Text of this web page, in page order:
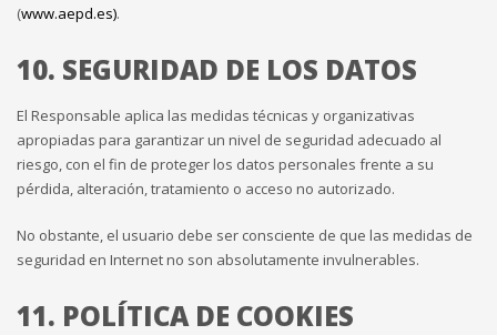
(www.aepd.es).
10. SEGURIDAD DE LOS DATOS
El Responsable aplica las medidas técnicas y organizativas
apropiadas para garantizar un nivel de seguridad adecuado al
riesgo, con el fin de proteger los datos personales frente a su
pérdida, alteración, tratamiento o acceso no autorizado.
No obstante, el usuario debe ser consciente de que las medidas de
seguridad en Internet no son absolutamente invulnerables.
11. POLÍTICA DE COOKIES